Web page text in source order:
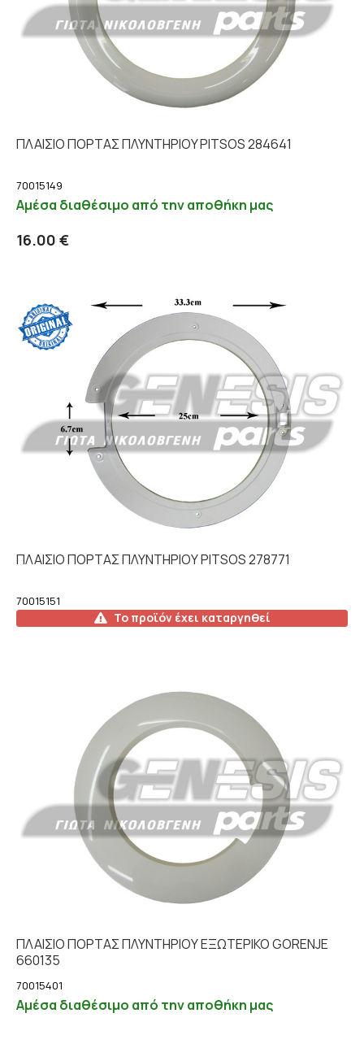
ΠΛΑΙΣΙΟ ΠΟΡΤΑΣ ΠΛΥΝΤΗΡΙΟY PITSOS 284641
70015149
Αμέσα διαθέσιμο από την αποθήκη μας
16.00 €
Προσθήκη στο καλάθι
ΠΛΑΙΣΙΟ ΠΟΡΤΑΣ ΠΛΥΝΤΗΡΙΟΥ PITSOS 278771
70015151
Το προϊόν έχει καταργηθεί Λεπτομέρειες
ΠΛΑΙΣΙΟ ΠΟΡΤΑΣ ΠΛΥΝΤΗΡΙΟΥ ΕΞΩΤΕΡΙΚΟ GORENJE
660135
70015401
Αμέσα διαθέσιμο από την αποθήκη μας